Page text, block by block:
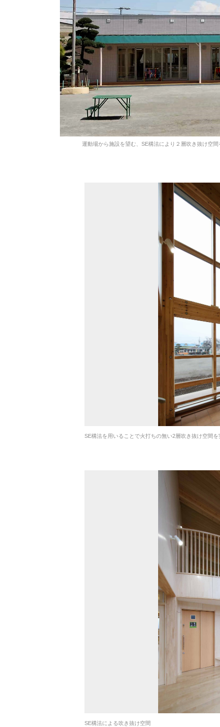
運動場から施設を望む、SE構法により２層吹き抜け空間
SE構法を用いることで火打ちの無い2層吹き抜け空間を
SE構法による吹き抜け空間